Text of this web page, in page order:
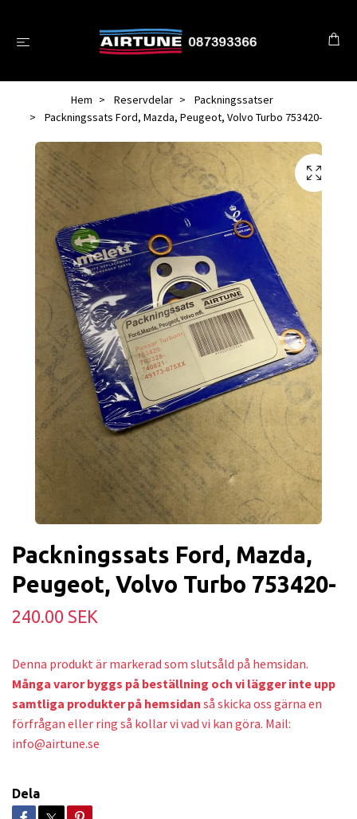
Hem Reservdelar
Packningssatser
Packningssats Ford, Mazda, Peugeot, Volvo Turbo 753420-
Packningssats Ford, Mazda,
Peugeot, Volvo Turbo 753420-
240.00 SEK
Denna produkt är markerad som slutsåld på hemsidan.
Många varor byggs på beställning och vi lägger inte upp
samtliga produkter på hemsidan så skicka oss gärna en
förfrågan eller ring så kollar vi vad vi kan göra. Mail:
info@airtune.se
Dela